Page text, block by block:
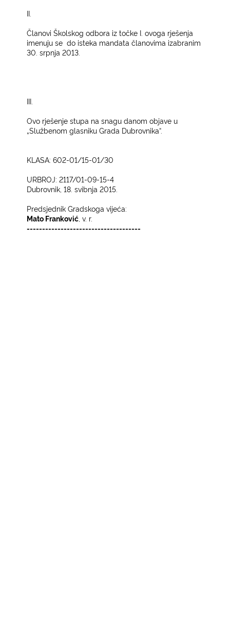
II.­
Članovi Školskog odbora iz točke I. ovoga rješenja
imenuju se do isteka mandata članovima izabranim
30. srpnja 2013.­
III.­
Ovo rješenje stupa na snagu danom objave u
„Službenom glasniku Grada Dubrovnika“.­
KLASA: 602-01/15-01/30
URBROJ: 2117/01-09-15-4
Dubrovnik, 18. svibnja 2015.
Predsjednik Gradskoga vijeća:
Mato Franković , v. r.
-------------------------------------